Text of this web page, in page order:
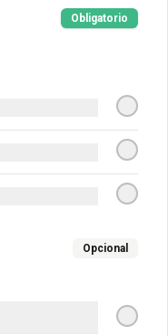
Obligatorio
Opcional